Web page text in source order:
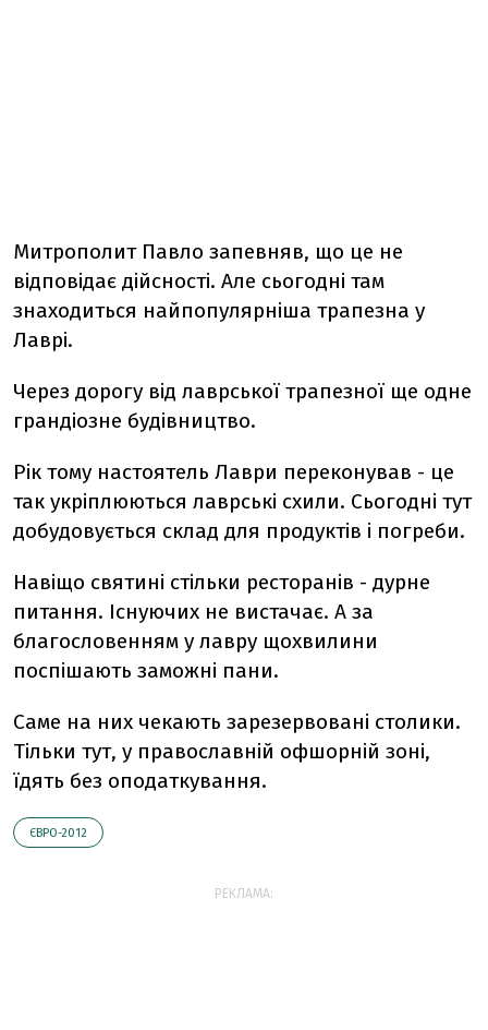
Митрополит Павло запевняв, що це не
відповідає дійсності. Але сьогодні там
знаходиться найпопулярніша трапезна у
Лаврі.
Через дорогу від лаврської трапезної ще одне
грандіозне будівництво.
Рік тому настоятель Лаври переконував - це
так укріплюються лаврські схили. Сьогодні тут
добудовується склад для продуктів і погреби.
Навіщо святині стільки ресторанів - дурне
питання. Існуючих не вистачає. А за
благословенням у лавру щохвилини
поспішають заможні пани.
Саме на них чекають зарезервовані столики.
Тільки тут, у православній офшорній зоні,
їдять без оподаткування.
ЄВРО-2012
РЕКЛАМА: